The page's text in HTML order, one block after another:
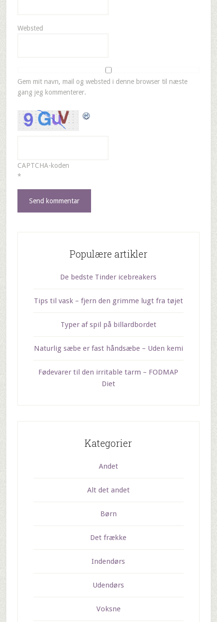
Websted
Gem mit navn, mail og websted i denne browser til næste
gang jeg kommenterer.
CAPTCHA-koden
*
Populære artikler
De bedste Tinder icebreakers
Tips til vask – fjern den grimme lugt fra tøjet
Typer af spil på billardbordet
Naturlig sæbe er fast håndsæbe – Uden kemi
Fødevarer til den irritable tarm – FODMAP
Diet
Kategorier
Andet
Alt det andet
Børn
Det frække
Indendørs
Udendørs
Voksne